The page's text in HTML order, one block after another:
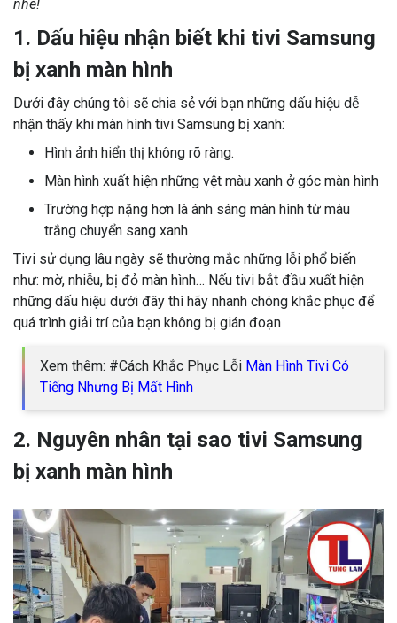
nhé!
1. Dấu hiệu nhận biết khi tivi Samsung
bị xanh màn hình
Dưới đây chúng tôi sẽ chia sẻ với bạn những dấu hiệu dễ
nhận thấy khi màn hình tivi Samsung bị xanh:
Hình ảnh hiển thị không rõ ràng.
Màn hình xuất hiện những vệt màu xanh ở góc màn hình
Trường hợp nặng hơn là ánh sáng màn hình từ màu
trắng chuyển sang xanh
Tivi sử dụng lâu ngày sẽ thường mắc những lỗi phổ biến
như: mờ, nhiễu, bị đỏ màn hình… Nếu tivi bắt đầu xuất hiện
những dấu hiệu dưới đây thì hãy nhanh chóng khắc phục để
quá trình giải trí của bạn không bị gián đoạn
Xem thêm: #Cách Khắc Phục Lỗi Màn Hình Tivi Có
Tiếng Nhưng Bị Mất Hình
2. Nguyên nhân tại sao tivi Samsung
bị xanh màn hình